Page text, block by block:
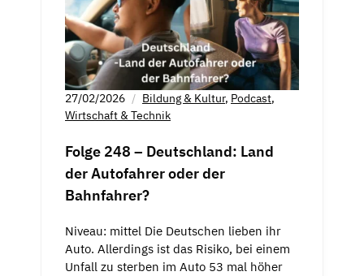
27/02/2026 Bildung & Kultur, Podcast,
Wirtschaft & Technik
Folge 248 – Deutschland: Land
der Autofahrer oder der
Bahnfahrer?
Niveau: mittel Die Deutschen lieben ihr
Auto. Allerdings ist das Risiko, bei einem
Unfall zu sterben im Auto 53 mal höher